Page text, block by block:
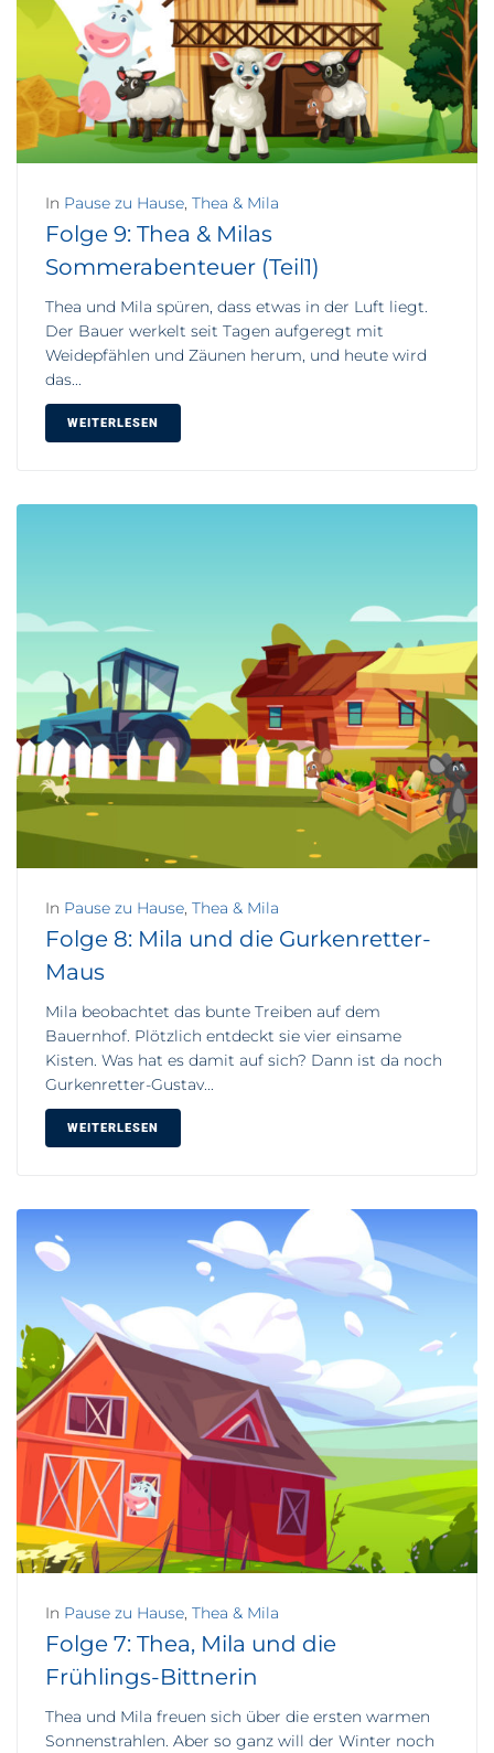
In Pause zu Hause, Thea & Mila
Folge 9: Thea & Milas
Sommerabenteuer (Teil1)
Thea und Mila spüren, dass etwas in der Luft liegt.
Der Bauer werkelt seit Tagen aufgeregt mit
Weidepfählen und Zäunen herum, und heute wird
das...
WEITERLESEN
In Pause zu Hause, Thea & Mila
Folge 8: Mila und die Gurkenretter-
Maus
Mila beobachtet das bunte Treiben auf dem
Bauernhof. Plötzlich entdeckt sie vier einsame
Kisten. Was hat es damit auf sich? Dann ist da noch
Gurkenretter-Gustav...
WEITERLESEN
In Pause zu Hause, Thea & Mila
Folge 7: Thea, Mila und die
Frühlings-Bittnerin
Thea und Mila freuen sich über die ersten warmen
Sonnenstrahlen. Aber so ganz will der Winter noch